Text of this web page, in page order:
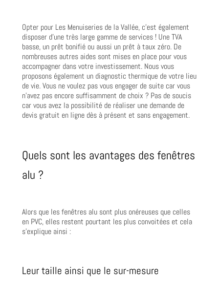
Opter pour Les Menuiseries de la Vallée, c’est également
disposer d’une très large gamme de services ! Une TVA
basse, un prêt bonifié ou aussi un prêt à taux zéro. De
nombreuses autres aides sont mises en place pour vous
accompagner dans votre investissement. Nous vous
proposons également un diagnostic thermique de votre lieu
de vie. Vous ne voulez pas vous engager de suite car vous
n’avez pas encore suffisamment de choix ? Pas de soucis
car vous avez la possibilité de réaliser une demande de
devis gratuit en ligne dès à présent et sans engagement.
Quels sont les avantages des fenêtres
alu ?
Alors que les fenêtres alu sont plus onéreuses que celles
en PVC, elles restent pourtant les plus convoitées et cela
s’explique ainsi :
Leur taille ainsi que le sur-mesure